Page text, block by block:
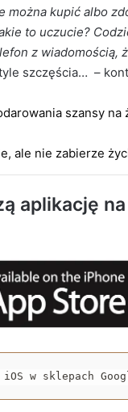
kupić albo
to uczucie?
z wiadomością,
szczęścia… –
szansy na
ale nie zabierze
aplikację
w sklepach
Około 90 tys. zł na
Życie bez alkoholu –
Radomsko włącza się
Trzeźwości
latek stracił prawo